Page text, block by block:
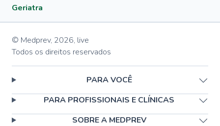
Geriatra
© Medprev, 2026, live
Todos os direitos reservados
PARA VOCÊ
PARA PROFISSIONAIS E CLÍNICAS
SOBRE A MEDPREV